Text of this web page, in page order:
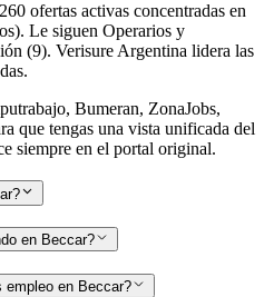
ofertas activas concentradas en
Le siguen Operarios y
(9). Verisure Argentina lidera las
Bumeran, ZonaJobs,
que tengas una vista unificada del
siempre en el portal original.
en Beccar?
empleo en Beccar?